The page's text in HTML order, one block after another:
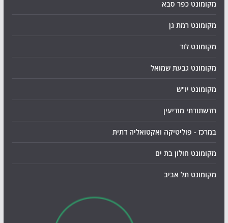
מקומונט כפר סבא
מקומונט רמת גן
מקומונט לוד
מקומונט גבעת שמואל
מקומונט יו"ש
חדשתודתי מודיעין
במרכז - פוליטיקה ואקטואליה דתית
מקומונט חולון בת ים
מקומונט תל אביב